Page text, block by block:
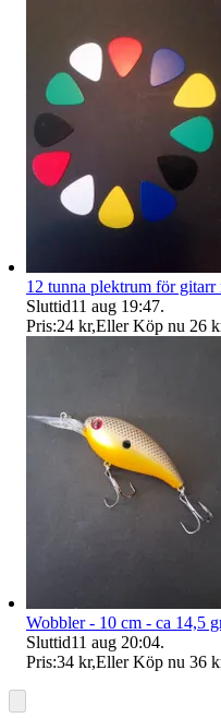
12 tunna plektrum för gitarr
Sluttid11 aug 19:47.
Pris:24 kr,Eller Köp nu 26
Wobbler - 10 cm - ca 14,5
Sluttid11 aug 20:04.
Pris:34 kr,Eller Köp nu 36